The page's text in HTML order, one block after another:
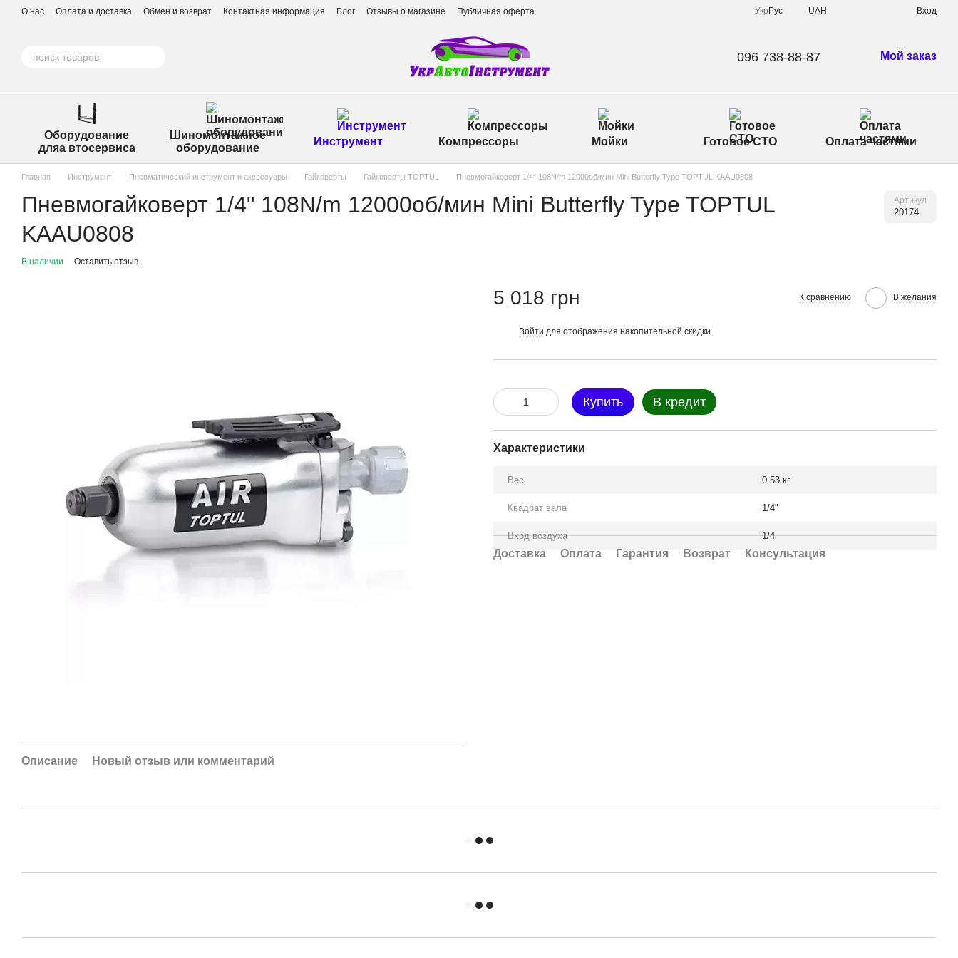
Перейти к основному контенту
О нас Оплата и доставка Обмен и возврат Контактная информация Блог Отзывы о магазине Публичная оферта Укр Рус UAH Вход
096 738-88-87 Мой заказ
Оборудование
дляа втосервиса
Шиномонтажное
оборудование
Инструмент Компрессоры Мойки Готовое СТО Оплата частями
Главная Инструмент Пневматический инструмент и аксессуары Гайковерты Гайковерты TOPTUL Пневмогайковерт 1/4" 108N/m 12000об/мин Mini Butterfly Type TOPTUL KAAU0808
Пневмогайковерт 1/4" 108N/m 12000об/мин Mini Butterfly Type TOPTUL
KAAU0808
Артикул
20174
В наличии Оставить отзыв
Описание Новый отзыв или комментарий
5 018 грн К сравнению В желания
Войти для отображения накопительной скидки
Купить В кредит
Характеристики
Вес 0.53 кг
Квадрат вала 1/4"
Вход воздуха 1/4
Доставка Оплата Гарантия Возврат Консультация